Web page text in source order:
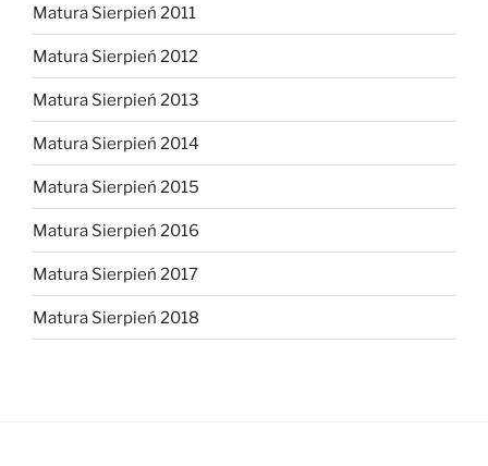
Matura Sierpień 2011
Matura Sierpień 2012
Matura Sierpień 2013
Matura Sierpień 2014
Matura Sierpień 2015
Matura Sierpień 2016
Matura Sierpień 2017
Matura Sierpień 2018